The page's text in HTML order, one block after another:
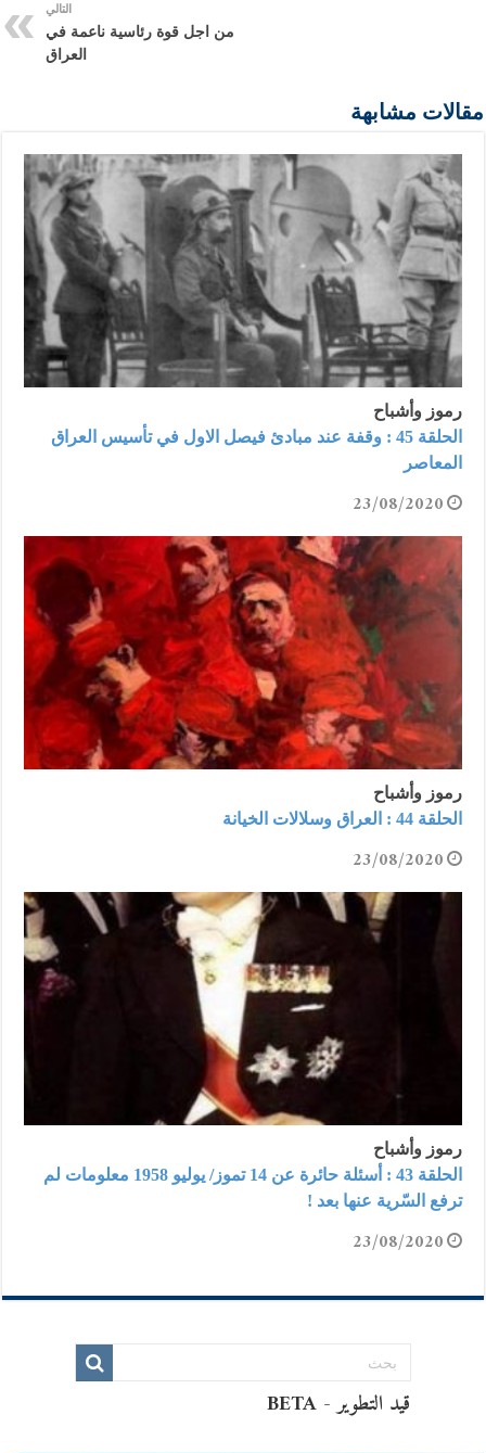
التالي
من اجل قوة رئاسية ناعمة في
العراق
مقالات مشابهة
رموز وأشباح
الحلقة 45 : وقفة عند مبادئ فيصل الاول في تأسيس العراق
المعاصر
23/08/2020
رموز وأشباح
الحلقة 44 : العراق وسلالات الخيانة
23/08/2020
رموز وأشباح
الحلقة 43 : أسئلة حائرة عن 14 تموز/ يوليو 1958 معلومات لم
ترفع السّرية عنها بعد !
23/08/2020